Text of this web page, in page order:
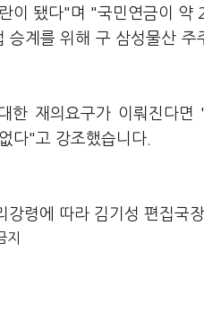
이 됐다"며 "국민연금이
승계를 위해 구 삼성물산
한 재의요구가 이뤄진다
다"고 강조했습니다.
령에 따라 김기성 편집국
지